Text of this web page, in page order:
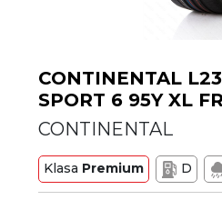
CONTINENTAL
SPORT 6 95Y XL
CONTINENTAL
Klasa Premium D